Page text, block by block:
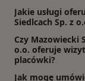
Jakie usługi
Siedlcach Sp. z
Czy Mazowiecki
o.o. oferuje
placówki?
Jak mogę